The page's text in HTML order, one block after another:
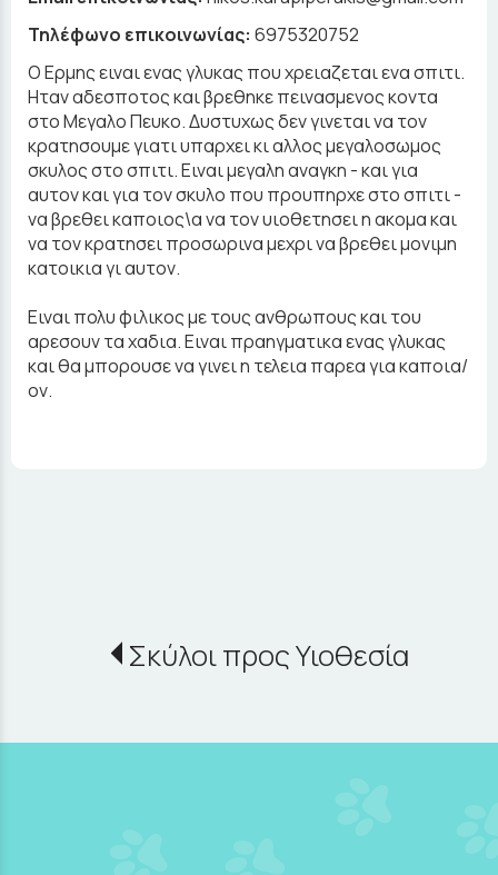
Τηλέφωνο επικοινωνίας: 6975320752
O Ερμης ειναι ενας γλυκας που χρειαζεται ενα σπιτι.
Ηταν αδεσποτος και βρεθηκε πεινασμενος κοντα
στο Μεγαλο Πευκο. Δυστυχως δεν γινεται να τον
κρατησουμε γιατι υπαρχει κι αλλος μεγαλοσωμος
σκυλος στο σπιτι. Ειναι μεγαλη αναγκη - και για
αυτον και για τον σκυλο που προυπηρχε στο σπιτι -
να βρεθει καποιος\α να τον υιοθετησει η ακομα και
να τον κρατησει προσωρινα μεχρι να βρεθει μονιμη
κατοικια γι αυτον.
Ειναι πολυ φιλικος με τους ανθρωπους και του
αρεσουν τα χαδια. Ειναι πραηγματικα ενας γλυκας
και θα μπορουσε να γινει η τελεια παρεα για καποια/
ον.
Σκύλοι προς Υιοθεσία